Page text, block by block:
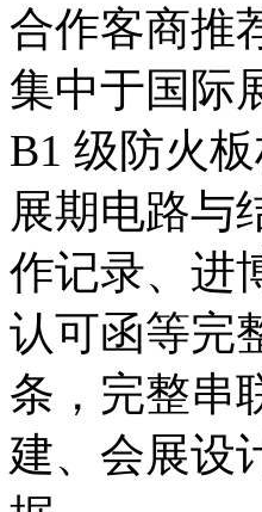
合作客商推
集中于国际
B1 级防火
展期电路与
作记录、进
认可函等完
条，完整串
建、会展设